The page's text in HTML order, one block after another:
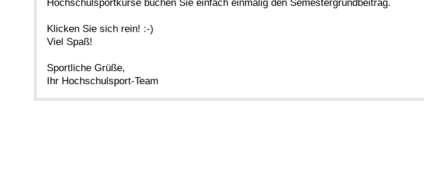
Hochschulsportkurse buchen Sie einfach einmalig den Semestergrundbeitrag.
Klicken Sie sich rein! :-)
Viel Spaß!
Sportliche Grüße,
Ihr Hochschulsport-Team